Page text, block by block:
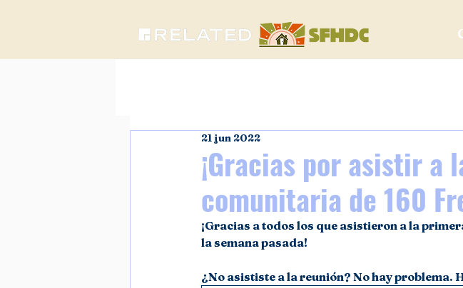
¡Gracias por asistir a
comunitaria de 160
21 jun 2022
¡Gracias a todos los que asistieron a la
la semana pasada!
¿No asististe a la reunión? No hay